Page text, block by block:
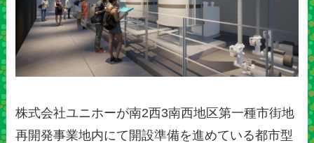
株式会社ユニホーが南2西3南西地区第一種市街地
再開発事業地内にて開設準備を進めている都市型